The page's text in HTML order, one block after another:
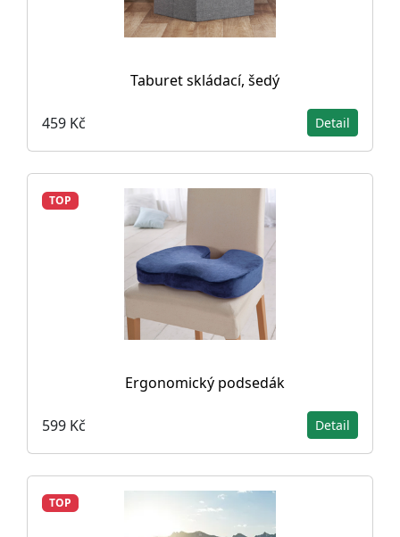
Taburet skládací, šedý
459 Kč Detail
TOP
Ergonomický podsedák
599 Kč Detail
TOP